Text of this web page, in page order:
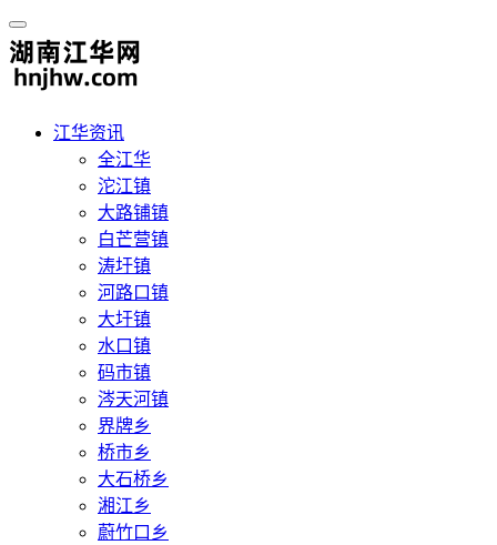
江华资讯
全江华
沱江镇
大路铺镇
白芒营镇
涛圩镇
河路口镇
大圩镇
水口镇
码市镇
涔天河镇
界牌乡
桥市乡
大石桥乡
湘江乡
蔚竹口乡